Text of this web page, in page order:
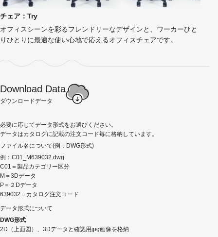
チェア：Try
オフィスシーンを彩るフレンドリーなデザインと、ワーカーひと
りひとりに最適な使い心地で応えるオフィスチェアです。
Download Data
ダウンロードデータ
必要に応じてデータ形式をお選びください。
データはカタログに記載の注文コード毎に格納しています。
ファイル名について(例：DWG形式)
例：C01_M639032.dwg
C01＝製品カテゴリー区分
M＝3Dデータ
P＝２Dデータ
639032＝カタログ注文コード
データ形式について
DWG形式
2D（上面図）、3Dデータと確認用jpg画像を格納